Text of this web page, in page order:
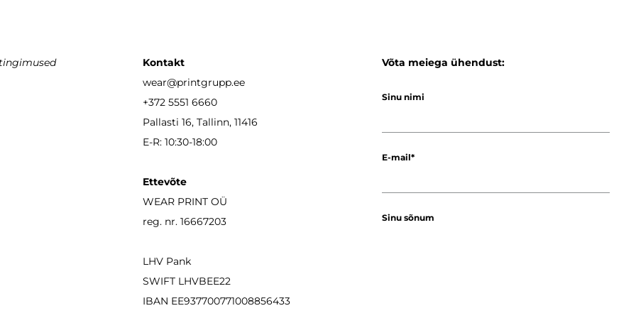
Kontakt
wear@printgrupp.ee
+372 5551 6660
Pallasti 16, Tallinn, 11416
E-R: 10:30-18:00
Ettevõte
WEAR PRINT OÜ
reg. nr. 16667203
LHV Pank
SWIFT LHVBEE22
IBAN EE937700771008856433
Võta meiega ühendust:
Sinu nimi
E-mail
Sinu sõnum